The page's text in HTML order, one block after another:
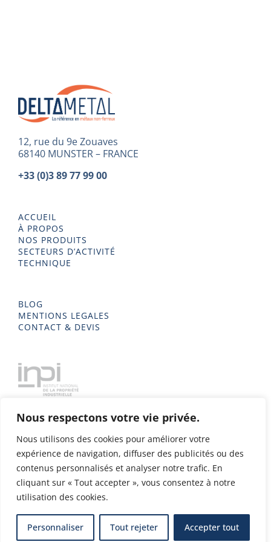
Nous respectons votre vie privée.
Nous utilisons des cookies pour améliorer votre
expérience de navigation, diffuser des publicités ou des
contenus personnalisés et analyser notre trafic. En
cliquant sur « Tout accepter », vous consentez à notre
utilisation des cookies.
Personnaliser Tout rejeter Accepter tout
12, rue du 9e Zouaves
68140 MUNSTER – FRANCE
+33 (0)3 89 77 99 00
ACCUEIL
À PROPOS
NOS PRODUITS
SECTEURS D’ACTIVITÉ
TECHNIQUE
BLOG
MENTIONS LEGALES
CONTACT & DEVIS
Delta Metal 2023 - Tous droits réservés - Conception & Design